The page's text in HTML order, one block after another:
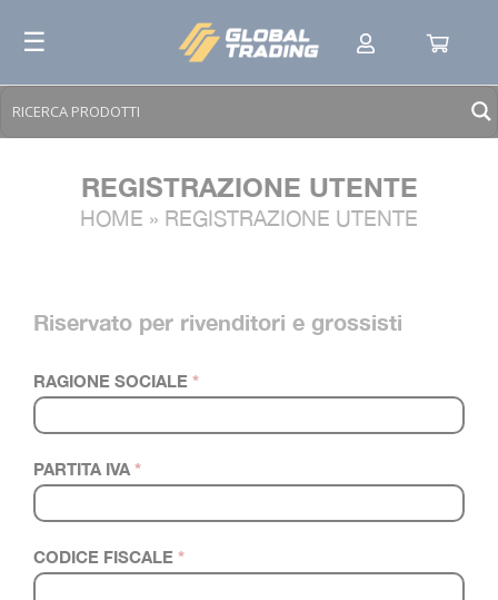
content
☰
REGISTRAZIONE UTENTE
HOME » REGISTRAZIONE UTENTE
Riservato per rivenditori e grossisti
RAGIONE SOCIALE *
PARTITA IVA *
CODICE FISCALE *
ARE
LEAVE
THIS
BLANK.